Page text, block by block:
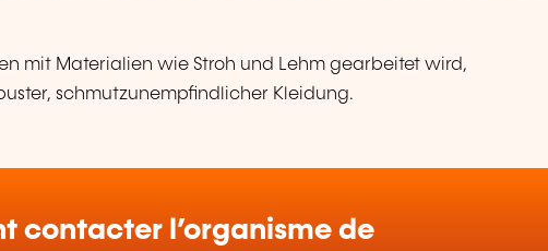
mit Materialien wie Stroh und Lehm gearbeitet wird,
schmutzunempfindlicher Kleidung.
contacter l’organisme de